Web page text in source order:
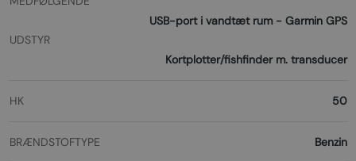
UDSTYR
USB-port i vandtæt rum - Garmin GPS
Kortplotter/fishfinder m. transducer
HK 50
BRÆNDSTOFTYPE Benzin